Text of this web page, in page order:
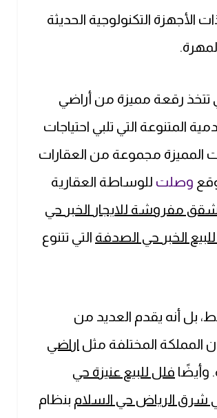
الأجهزة التكنولوجية الحديثة
تتخذ رقعة مميزة من أراضي
المتنوعة التي تلبي احتياجات
المميزة مجموعة من العقارات
وصلت للوساطة العقارية
مفروشة للايجار الخبر حي
الخبر حي الصدفة التي تتنوع
بل أنه يقدم العديد من
المملكة المختلفة مثل اراضي
وأيضًا فلل للبيع عنيزة حي
شرق الرياض حي السلام بنظام